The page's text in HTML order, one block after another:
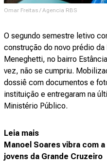
Omar Freitas / Agencia RBS
O segundo semestre letivo
construção do novo prédio
Meneghetti, no bairro
vez, não se cumpriu.
dossiê com documentos e
instituição e entregaram na
Ministério Público.
Leia mais
Manoel Soares vibra com
jovens da Grande Cruzeiro